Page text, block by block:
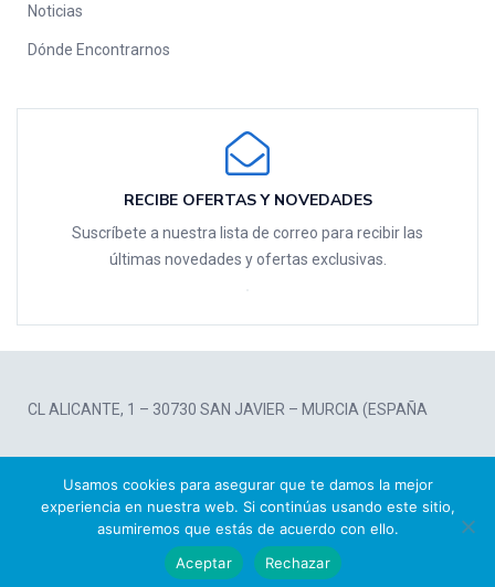
Carrito
Noticias
Dónde Encontrarnos
RECIBE OFERTAS Y NOVEDADES
Suscríbete a nuestra lista de correo para recibir las
últimas novedades y ofertas exclusivas.
Powered by TK Analytics
CL ALICANTE, 1 – 30730 SAN JAVIER – MURCIA (ESPAÑA
Usamos cookies para asegurar que te damos la mejor
experiencia en nuestra web. Si continúas usando este sitio,
asumiremos que estás de acuerdo con ello.
Aceptar
Rechazar